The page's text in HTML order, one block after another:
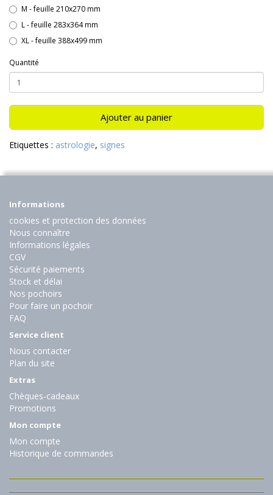
M - feuille 210x270 mm
L - feuille 283x364 mm
XL - feuille 388x499 mm
Quantité
Ajouter au panier
Etiquettes : astrologie, signes
Informations
cookies et protection des données
Nous connaître
Informations légales
CGV
Sécurité paiements
Stock et délai
Nos pochoirs
Pour faire un pochoir
FAQ
Service client
Nous contacter
Plan du site
Extras
Chèques-cadeaux
Promotions
Mon compte
Mon compte
Historique de commandes